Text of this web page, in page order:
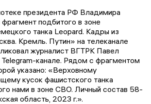
президента РФ Владимира
фрагмент подбитого в зоне
танка Leopard. Кадры из
Кремль. Путин» на телеканале
журналист ВГТРК Павел
канале. Рядом с фрагментом
указано: «Верховному
кусок фашистского танка
нами в зоне СВО. Личный состав 58-
область, 2023 г.».